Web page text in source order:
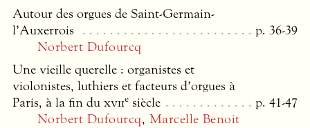
Autour des orgues de Saint-Germain-
l’Auxerrois
p. 36-39
Norbert Dufourcq
Une vieille querelle : organistes et
violonistes, luthiers et facteurs d’orgues à
Paris, à la fin du xviie siècle
p. 41-47
Norbert Dufourcq, Marcelle Benoit